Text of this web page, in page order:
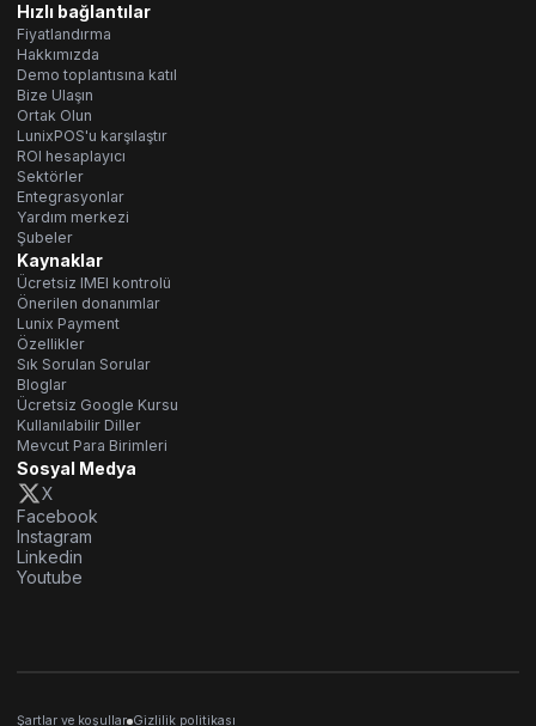
Hızlı bağlantılar
Fiyatlandırma
Hakkımızda
Demo toplantısına katıl
Bize Ulaşın
Ortak Olun
LunixPOS'u karşılaştır
ROI hesaplayıcı
Sektörler
Entegrasyonlar
Yardım merkezi
Şubeler
Kaynaklar
Ücretsiz IMEI kontrolü
Önerilen donanımlar
Lunix Payment
Özellikler
Sık Sorulan Sorular
Bloglar
Ücretsiz Google Kursu
Kullanılabilir Diller
Mevcut Para Birimleri
Sosyal Medya
X
Facebook
Instagram
Linkedin
Youtube
Şartlar ve koşullar Gizlilik politikası